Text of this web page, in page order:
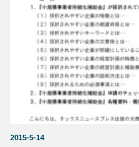
2015-5-14